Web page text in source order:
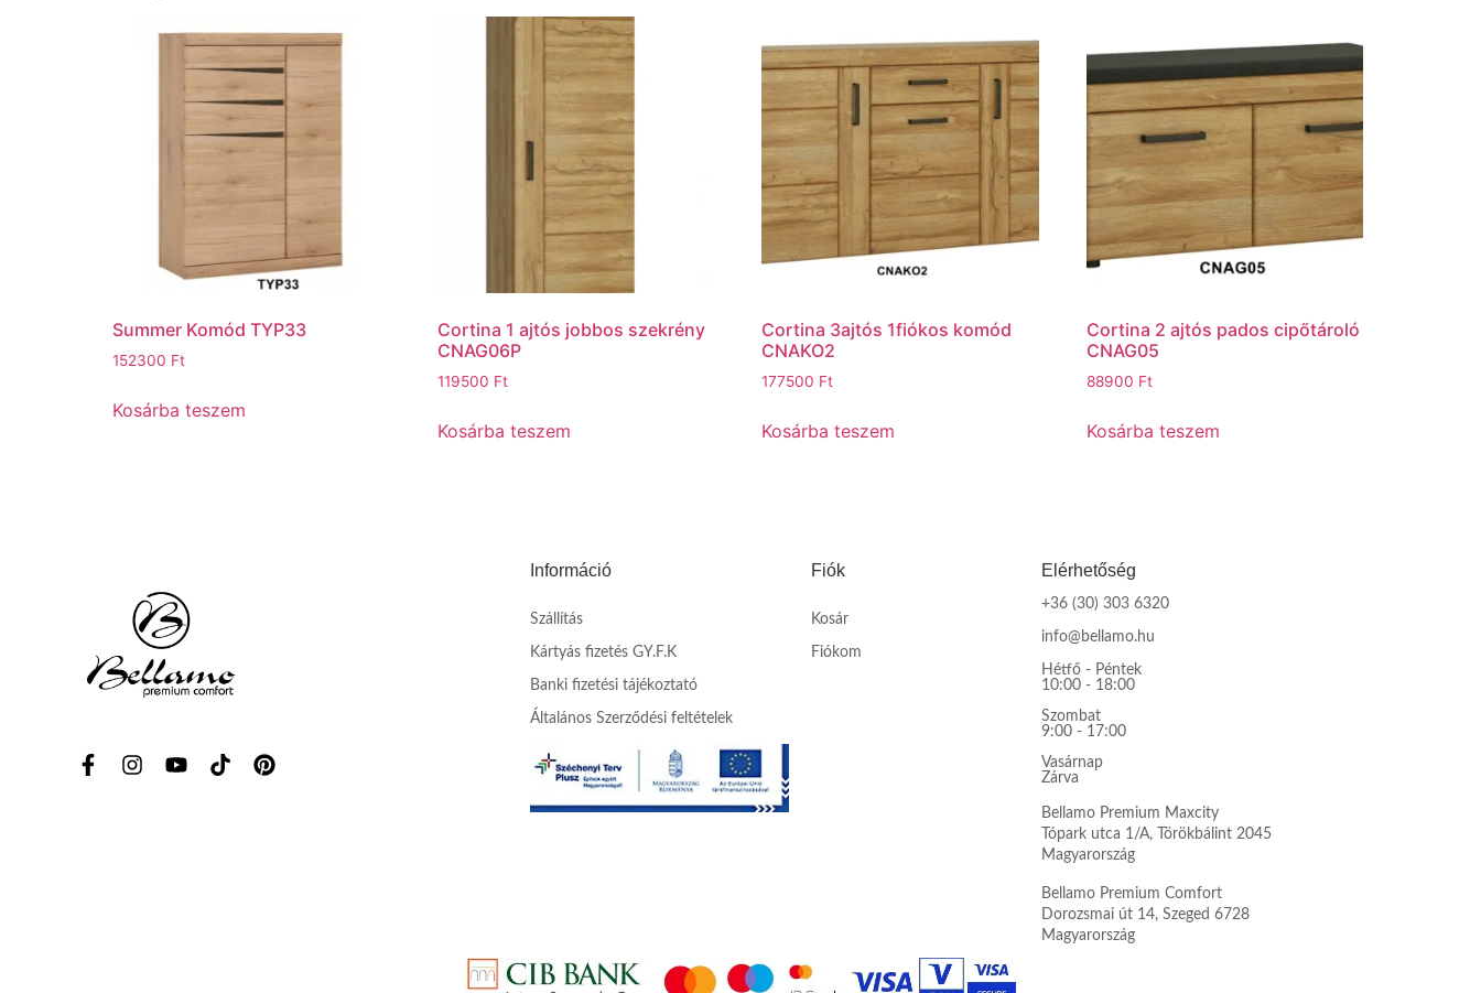
Summer Komód TYP33
152300 Ft
Kosárba teszem
Cortina 1 ajtós jobbos szekrény
CNAG06P
119500 Ft
Kosárba teszem
Cortina 3ajtós 1fiókos komód
CNAKO2
177500 Ft
Kosárba teszem
Cortina 2 ajtós pados cipőtároló
CNAG05
88900 Ft
Kosárba teszem
Információ
Szállítás
Kártyás fizetés GY.F.K
Banki fizetési tájékoztató
Általános Szerződési feltételek
Fiók
Kosár
Fiókom
Elérhetőség
+36 (30) 303 6320
info@bellamo.hu
Hétfő - Péntek
10:00 - 18:00
Szombat
9:00 - 17:00
Vasárnap
Zárva
Bellamo Premium Maxcity
Tópark utca 1/A, Törökbálint 2045
Magyarország
Bellamo Premium Comfort
Dorozsmai út 14, Szeged 6728
Magyarország